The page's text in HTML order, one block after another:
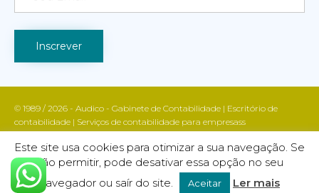
© 1989 / 2026 - Audico - Gabinete de Contabilidade | Escritório de
contabilidade | Serviços de contabilidade para empresass
os direitos reservados | AUDICO marca registada INPI nº 755988
Política de Privacidade| DESIGN & CODE BY:FINALWEBSITE
Este site usa cookies para otimizar a sua navegação. Se
não permitir, pode desativar essa opção no seu
navegador ou saír do site.
Aceitar Ler mais